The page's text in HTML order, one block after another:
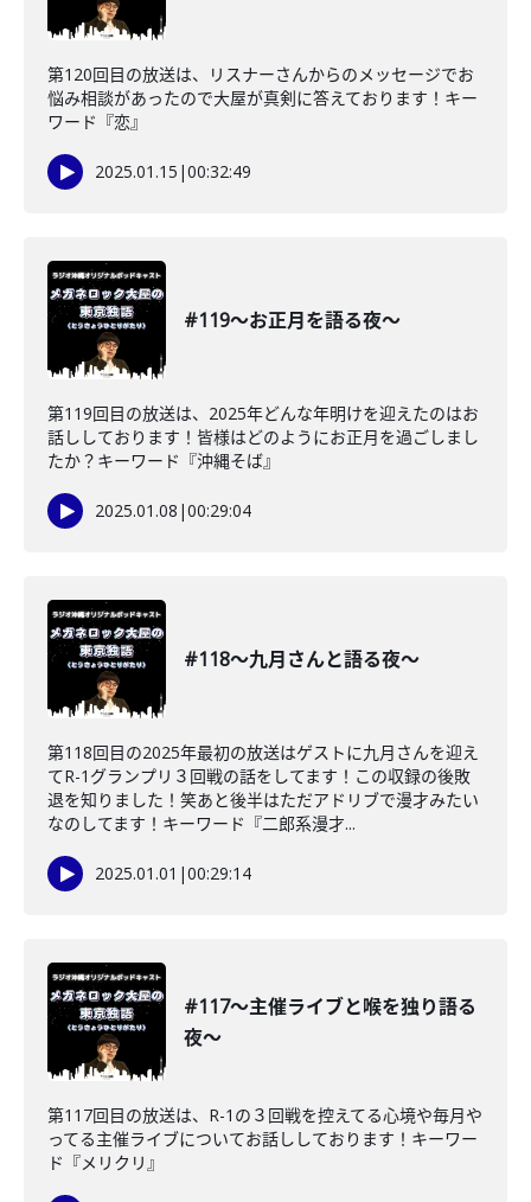
第120回目の放送は、リスナーさんからのメッセージでお
悩み相談があったので大屋が真剣に答えております！キー
ワード『恋』
2025.01.15 |00:32:49
#119〜お正月を語る夜〜
第119回目の放送は、2025年どんな年明けを迎えたのはお
話ししております！皆様はどのようにお正月を過ごしまし
たか？キーワード『沖縄そば』
2025.01.08 |00:29:04
#118〜九月さんと語る夜〜
第118回目の2025年最初の放送はゲストに九月さんを迎え
てR-1グランプリ３回戦の話をしてます！この収録の後敗
退を知りました！笑あと後半はただアドリブで漫才みたい
なのしてます！キーワード『二郎系漫才...
2025.01.01 |00:29:14
#117〜主催ライブと喉を独り語る
夜〜
第117回目の放送は、R-1の３回戦を控えてる心境や毎月や
ってる主催ライブについてお話ししております！キーワー
ド『メリクリ』